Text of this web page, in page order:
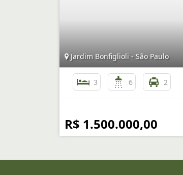
Jardim Bonfiglioli - São Paulo
3 6 2
R$ 1.500.000,00